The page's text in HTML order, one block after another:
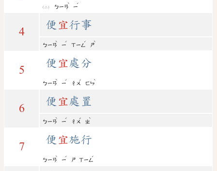
ㄅㄧㄢ
ˋ
ㄧ
ˊ
4
便 宜行事
ㄅㄧㄢ
ˋ
ㄧ
ˊ
ㄒㄧㄥ
ˊ
ㄕ
ˋ
5
便 宜處分
ㄅㄧㄢ
ˋ
ㄧ
ˊ
ㄔㄨ
ˇ
ㄈㄣ
ˋ
6
便 宜處置
ㄅㄧㄢ
ˋ
ㄧ
ˊ
ㄔㄨ
ˇ
ㄓ
ˋ
7
便 宜施行
ㄅㄧㄢ
ˋ
ㄧ
ˊ
ㄕ ㄒㄧㄥ
ˊ